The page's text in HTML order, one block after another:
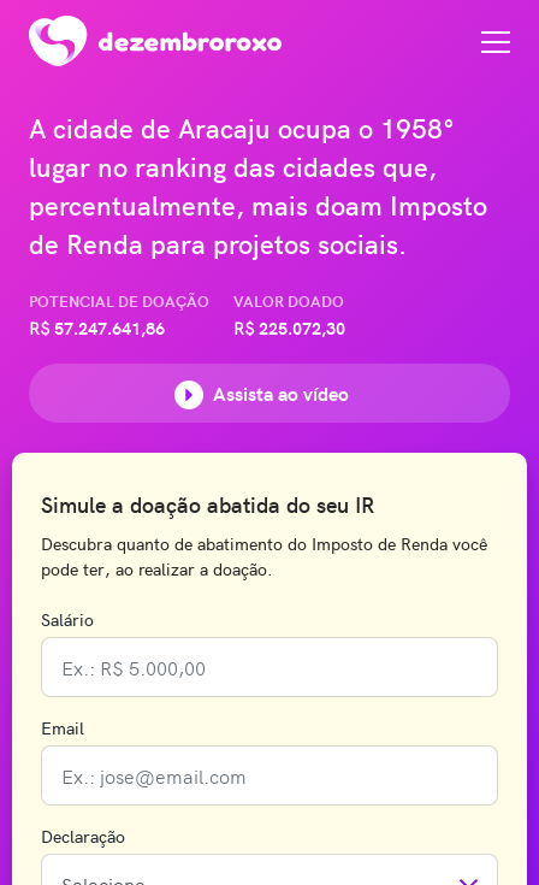
A cidade de Aracaju ocupa o 1958°
lugar no ranking das cidades que,
percentualmente, mais doam Imposto
de Renda para projetos sociais.
POTENCIAL DE DOAÇÃO
R$57.247.641,86
VALOR DOADO
R$225.072,30
Assista ao vídeo
Simule a doação abatida do seu IR
Descubra quanto de abatimento do Imposto de Renda você
pode ter, ao realizar a doação.
Salário
Email
Declaração